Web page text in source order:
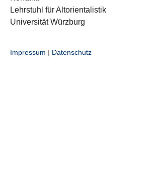
Lehrstuhl für Altorientalistik
Universität Würzburg
Impressum | Datenschutz